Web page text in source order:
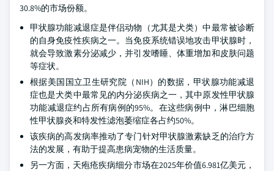
30.8%的市场份额。
甲状腺功能减退症是伴侣动物（尤其是犬类）中最常被诊断
的自身免疫性疾病之一。当免疫系统错误地攻击甲状腺时，
就会导致激素分泌减少，并引发嗜睡、体重增加和皮肤问题
等症状。
根据美国国立卫生研究院（NIH）的数据，甲状腺功能减退
症也是犬类中最常见的内分泌疾病之一，其中原发性甲状腺
功能减退症约占所有病例的95%。在这些病例中，淋巴细胞
性甲状腺炎和特发性滤泡萎缩症各占约50%。
该疾病的高发病率推动了专门针对甲状腺激素缺乏的治疗方
法的发展，有助于提高患病宠物的生活质量。
另一方面，天疱疮疾病细分市场在2025年价值6.981亿美元，